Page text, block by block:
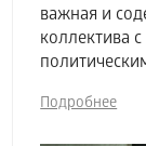
важная и
коллектива
Подробнее